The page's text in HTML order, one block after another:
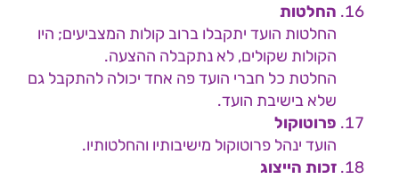
החלטות
החלטות הועד יתקבלו ברוב קולות המצביעים; היו
הקולות שקולים, לא נתקבלה ההצעה.
החלטת כל חברי הועד פה אחד יכולה להתקבל גם
שלא בישיבת הועד.
פרוטוקול
הועד ינהל פרוטוקול מישיבותיו והחלטותיו.
זכות הייצוג